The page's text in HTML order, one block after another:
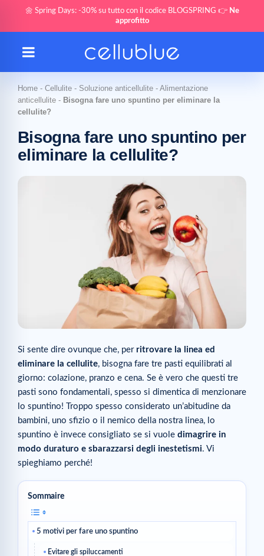
🌼 Spring Days: -30% su tutto con il codice BLOGSPRING 👉 Ne
approfitto
Home - Cellulite - Soluzione anticellulite - Alimentazione
anticellulite - Bisogna fare uno spuntino per eliminare la
cellulite?
Bisogna fare uno spuntino per
eliminare la cellulite?
Si sente dire ovunque che, per ritrovare la linea ed
eliminare la cellulite, bisogna fare tre pasti equilibrati al
giorno: colazione, pranzo e cena. Se è vero che questi tre
pasti sono fondamentali, spesso si dimentica di menzionare
lo spuntino! Troppo spesso considerato un’abitudine da
bambini, uno sfizio o il nemico della nostra linea, lo
spuntino è invece consigliato se si vuole dimagrire in
modo duraturo e sbarazzarsi degli inestetismi. Vi
spieghiamo perché!
Sommaire
5 motivi per fare uno spuntino
Evitare gli spiluccamenti